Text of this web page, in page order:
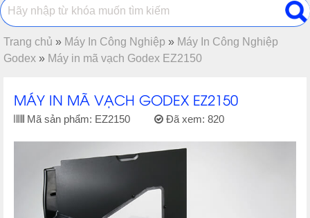
Trang chủ » Máy In Công Nghiệp » Máy In Công Nghiệp
Godex » Máy in mã vạch Godex EZ2150
MÁY IN MÃ VẠCH GODEX EZ2150
Mã sản phẩm: EZ2150 Đã xem: 820